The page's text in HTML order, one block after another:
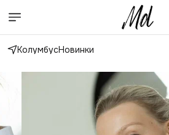
КолумбусНовинки